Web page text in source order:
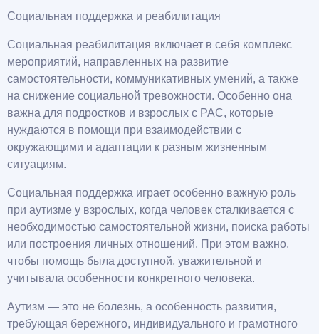
Социальная поддержка и реабилитация
Социальная реабилитация включает в себя комплекс
мероприятий, направленных на развитие
самостоятельности, коммуникативных умений, а также
на снижение социальной тревожности. Особенно она
важна для подростков и взрослых с РАС, которые
нуждаются в помощи при взаимодействии с
окружающими и адаптации к разным жизненным
ситуациям.
Социальная поддержка играет особенно важную роль
при аутизме у взрослых, когда человек сталкивается с
необходимостью самостоятельной жизни, поиска работы
или построения личных отношений. При этом важно,
чтобы помощь была доступной, уважительной и
учитывала особенности конкретного человека.
Аутизм — это не болезнь, а особенность развития,
требующая бережного, индивидуального и грамотного